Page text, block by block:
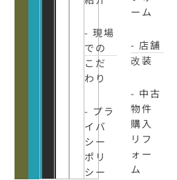
- 現場
での
こだ
わり
- プラ
イバ
シー
ポリ
シー
ーム
- 店舗
改装
- 中古
物件
購入
リフ
ォー
ム